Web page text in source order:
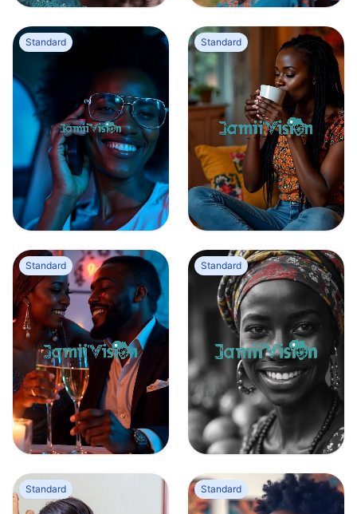
Standard
Jeune femme noire au téléphone assise dans une voiture
0 0
Standard
Jeune femme noire qui se détend en buvant une tasse de thé
0 0
Standard
Couple d’un homme et une femme dans un bar qui porte un toast
0 0
Standard
Portrait d’une femme noire africaine dans une zone rurale en Afrique
0 0
Standard Standard